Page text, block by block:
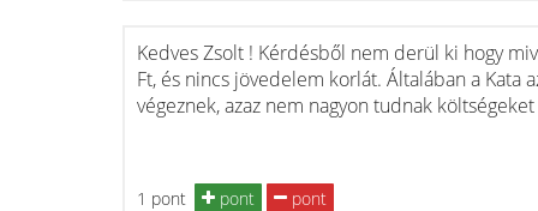
Kedves Zsolt ! Kérdésből nem derül ki hogy
Ft, és nincs jövedelem korlát. Általában a Kata
végeznek, azaz nem nagyon tudnak
1 pont pont
pont